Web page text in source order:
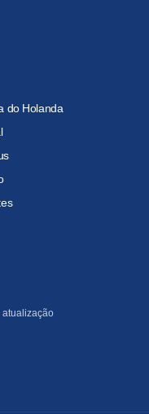
do Holanda
atualização